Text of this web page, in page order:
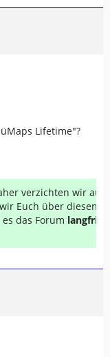
Lifetime"?
verzichten wir auf
Euch über diesen
das Forum